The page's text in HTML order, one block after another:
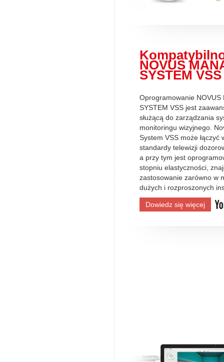
NOVUS
SYSTEM VSS
Oprogramowanie NOVUS
SYSTEM VSS jest
służącą do zarządzania
monitoringu wizyjnego.
System VSS może łączyć
standardy telewizji
a przy tym jest
stopniu elastyczności,
zastosowanie zarówno w
dużych i rozproszonych
Dowiedz się więcej